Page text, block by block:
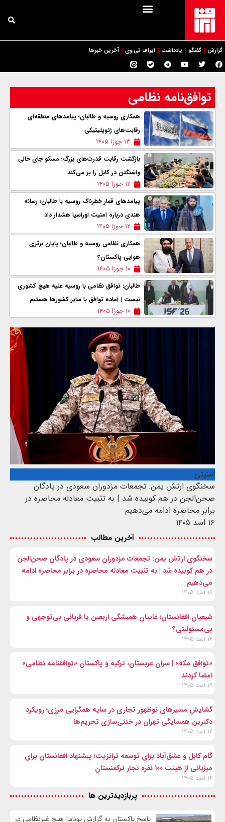
گزارش گفتگو یادداشت ایراف تی وی آخرین خبرها
توافق‌نامه نظامی
همکاری روسيه و طالبان؛ پیامدهای منطقه‌ای
رقابت‌های ژئوپلیتیکی
۱۳ جوزا ۱۴۰۵
بازگشت رقابت قدرت‌های بزرگ؛ مسکو جای خالی
واشنگتن در کابل را پر می‌کند
۱۲ جوزا ۱۴۰۵
پیامدهای قمار خطرناک روسیه با طالبان؛ رسانه
هندی درباره امنیت اوراسیا هشدار داد
۱۲ جوزا ۱۴۰۵
همکاری نظامی روسیه و طالبان؛ پایان برتری
هوایی پاکستان؟
۱۰ جوزا ۱۴۰۵
طالبان: توافق نظامی با روسیه علیه هیچ کشوری
نیست | آماده توافق با سایر کشورها هستیم
۱۰ جوزا ۱۴۰۵
امنیتی
سخنگوی ارتش یمن: تجمعات مزدوران سعودی در پادگان
صحن‌الجن در هم کوبیده شد | به تثبیت معادله محاصره در
برابر محاصره ادامه می‌دهیم
۱۶ اسد ۱۴۰۵
آخرین مطالب
سخنگوی ارتش یمن: تجمعات مزدوران سعودی در پادگان صحن‌الجن
در هم کوبیده شد | به تثبیت معادله محاصره در برابر محاصره ادامه
می‌دهیم
۱۶ اسد ۱۴۰۵
شیعیان افغانستان؛ غایبان همیشگی اربعین یا قربانی بی‌توجهی و
بی‌مسئولیتی؟
۱۶ اسد ۱۴۰۵
«توافق مکه» | سران عربستان، ترکیه و پاکستان «توافقنامه نظامی»
امضا کردند
۱۶ اسد ۱۴۰۵
گشایش مسیرهای نوظهور تجاری در سایه همگرایی مرزی؛ رویکرد
دکترین همسایگی تهران در خنثی‌سازی تحریم‌ها
۱۶ اسد ۱۴۰۵
گام کابل و عشق‌آباد برای توسعه ترانزیت؛ پیشنهاد افغانستان برای
میزبانی از هیئت ۱۰۰ نفره تجار ترکمنستان
۱۶ اسد ۱۴۰۵
پربازدیدترین ها
پاسخ پاکستان به گزارش یوناما: هیچ غیرنظامی در